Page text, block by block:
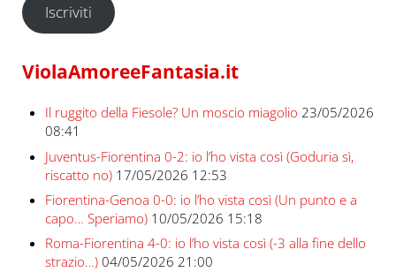
Iscriviti
ViolaAmoreeFantasia.it
Il ruggito della Fiesole? Un moscio miagolio 23/05/2026
08:41
Juventus-Fiorentina 0-2: io l’ho vista così (Goduria sì,
riscatto no) 17/05/2026 12:53
Fiorentina-Genoa 0-0: io l’ho vista così (Un punto e a
capo… Speriamo) 10/05/2026 15:18
Roma-Fiorentina 4-0: io l’ho vista così (-3 alla fine dello
strazio…) 04/05/2026 21:00